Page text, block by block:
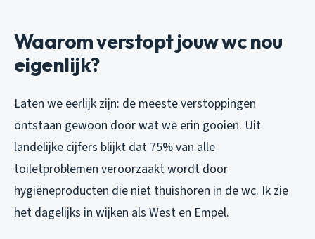
Waarom verstopt jouw wc nou
eigenlijk?
Laten we eerlijk zijn: de meeste verstoppingen
ontstaan gewoon door wat we erin gooien. Uit
landelijke cijfers blijkt dat 75% van alle
toiletproblemen veroorzaakt wordt door
hygiëneproducten die niet thuishoren in de wc. Ik zie
het dagelijks in wijken als West en Empel.